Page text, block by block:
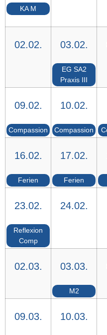
KA M
02.02. 03.02.
EG SA2
Praxis III
09.02.
Compassion
10.02.
Compassion
16.02.
Ferien
17.02.
Ferien
23.02.
Reflexion
Comp
24.02.
02.03. 03.03.
M2
09.03. 10.03.